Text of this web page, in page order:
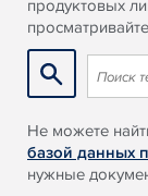
продуктовых
Не можете
базой данных
нужные